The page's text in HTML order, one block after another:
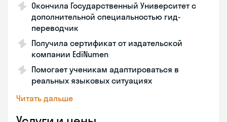
Окончила Государственный Университет с
дополнительной специальностью гид-
переводчик
Получила сертификат от издательской
компании EdiNumen
Помогает ученикам адаптироваться в
реальных языковых ситуациях
Читать дальше